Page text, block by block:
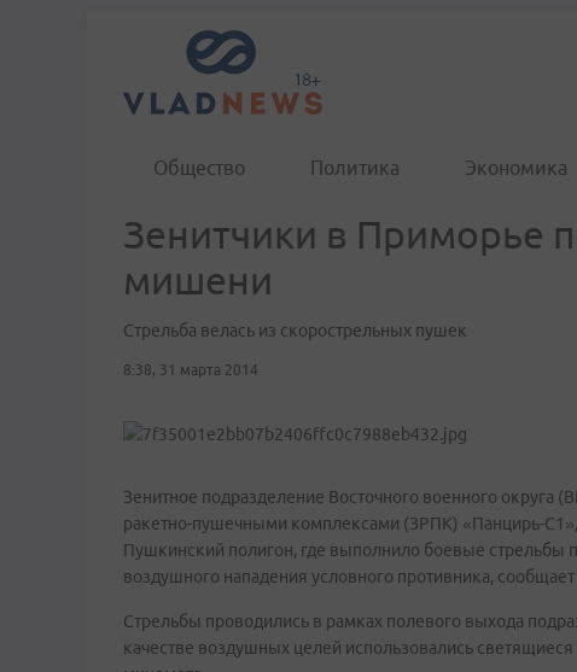
Общество Политика Экономика
Зенитчики в Приморье
мишени
Стрельба велась из скорострельных пушек
8:38, 31 марта 2014
Зенитное подразделение Восточного военного
ракетно-пушечными комплексами (ЗРПК) «Панцирь-
Пушкинский полигон, где выполнило боевые
воздушного нападения условного противника,
Стрельбы проводились в рамках полевого выхода
качестве воздушных целей использовались